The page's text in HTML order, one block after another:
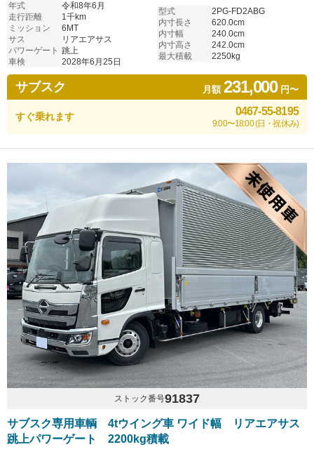
年式
令和8年6月
走行距離
1千km
ミッション
6MT
サス
リアエアサス
パワーゲート 跳上
車検
2028年6月25日
型式
2PG-FD2ABG
内寸長さ
620.0cm
内寸幅
240.0cm
内寸高さ
242.0cm
最大積載
2250kg
サブスク 月額231,000円〜
すぐ乗れます 0467-55-8195
9:00〜18:00 (日・祝休み)
ストック番号91837
サブスク専用車輌 4tウイング車 ワイド幅 リアエアサス
跳上パワーゲート 2200kg積載